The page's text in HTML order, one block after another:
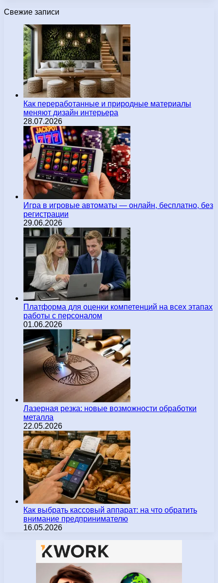
Свежие записи
Как переработанные и природные материалы
меняют дизайн интерьера
28.07.2026
Игра в игровые автоматы — онлайн, бесплатно, без
регистрации
29.06.2026
Платформа для оценки компетенций на всех этапах
работы с персоналом
01.06.2026
Лазерная резка: новые возможности обработки
металла
22.05.2026
Как выбрать кассовый аппарат: на что обратить
внимание предпринимателю
16.05.2026